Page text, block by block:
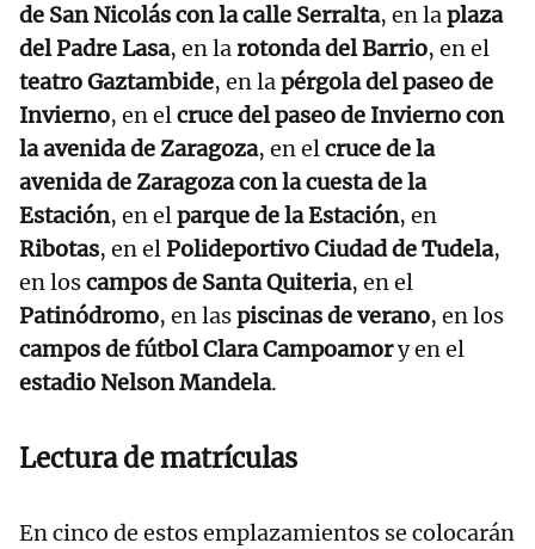
de San Nicolás con la calle Serralta, en laplaza
del Padre Lasa, en larotonda del Barrio, en el
teatro Gaztambide, en lapérgola del paseo de
Invierno, en elcruce del paseo de Invierno con
la avenida de Zaragoza, en elcruce de la
avenida de Zaragoza con la cuesta de la
Estación, en elparque de la Estación, en
Ribotas, en elPolideportivo Ciudad de Tudela,
en loscampos de Santa Quiteria, en el
Patinódromo, en laspiscinas de verano, en los
campos de fútbol Clara Campoamory en el
estadio Nelson Mandela.
Lectura de matrículas
En cinco de estos emplazamientos se colocarán